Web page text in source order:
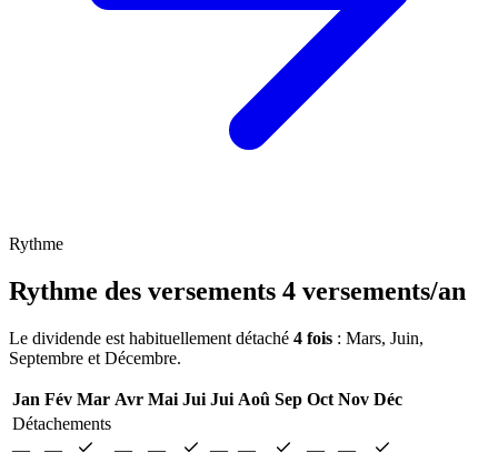
Rythme
Rythme des versements 4 versements/an
Le dividende est habituellement détaché 4 fois : Mars, Juin,
Septembre et Décembre.
Jan Fév Mar Avr Mai Jui Jui Aoû Sep Oct Nov Déc
Détachements
—
— — — — — —
—